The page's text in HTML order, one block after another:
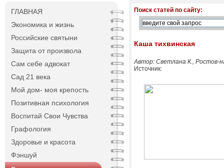
ГЛАВНАЯ
Экономика и жизнь
Российские святыни
Защита от произвола
Сам себе адвокат
Сад 21 века
Мой дом- моя крепость
Позитивная психология
Воспитай Свои Чувства
Графология
Здоровье и красота
Фэншуй
Поиск статей по сайту:
Каша тихвинская
Автор: Светлана К., Ростов-
Источник: